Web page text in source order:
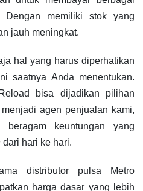
memiliki stok yang
jauh meningkat.
hal yang harus diperhatikan
saatnya Anda menentukan.
bisa dijadikan pilihan
agen penjualan kami,
beragam keuntungan yang
dari hari ke hari.
distributor pulsa Metro
harga dasar yang lebih